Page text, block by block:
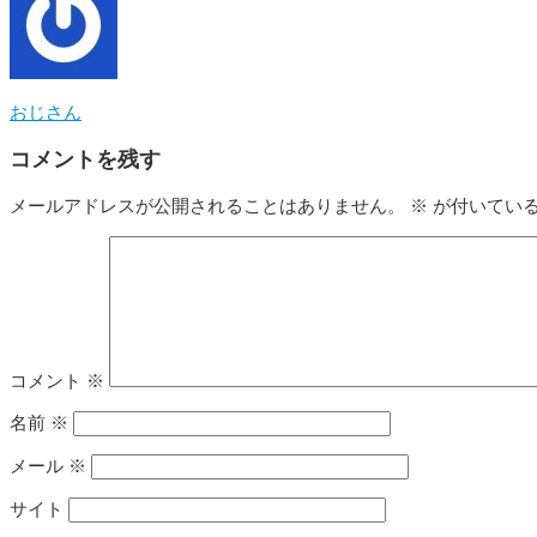
おじさん
コメントを残す
メールアドレスが公開されることはありません。 ※ が付いてい
コメント ※
名前 ※
メール ※
サイト